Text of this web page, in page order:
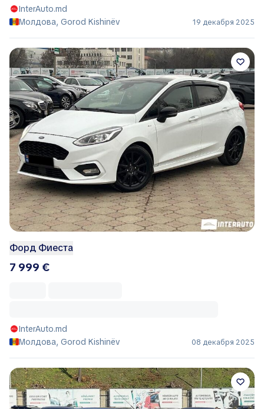
InterAuto.md
Молдова, Gorod Kishinëv
19 декабря 2025
Форд Фиеста
7 999 €
InterAuto.md
Молдова, Gorod Kishinëv
08 декабря 2025